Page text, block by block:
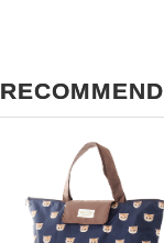
RECOMMEND